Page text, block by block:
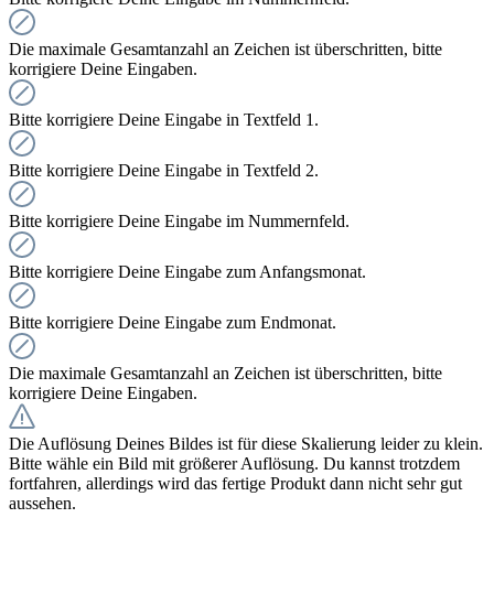
Die maximale Gesamtanzahl an Zeichen ist überschritten, bitte
korrigiere Deine Eingaben.
Bitte korrigiere Deine Eingabe in Textfeld 1.
Bitte korrigiere Deine Eingabe in Textfeld 2.
Bitte korrigiere Deine Eingabe im Nummernfeld.
Bitte korrigiere Deine Eingabe zum Anfangsmonat.
Bitte korrigiere Deine Eingabe zum Endmonat.
Die maximale Gesamtanzahl an Zeichen ist überschritten, bitte
korrigiere Deine Eingaben.
Die Auflösung Deines Bildes ist für diese Skalierung leider zu klein.
Bitte wähle ein Bild mit größerer Auflösung. Du kannst trotzdem
fortfahren, allerdings wird das fertige Produkt dann nicht sehr gut
aussehen.